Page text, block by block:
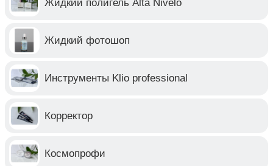
Жидкий полигель Alta Nivelo
Жидкий фотошоп
Инструменты Klio professional
Корректор
Космопрофи